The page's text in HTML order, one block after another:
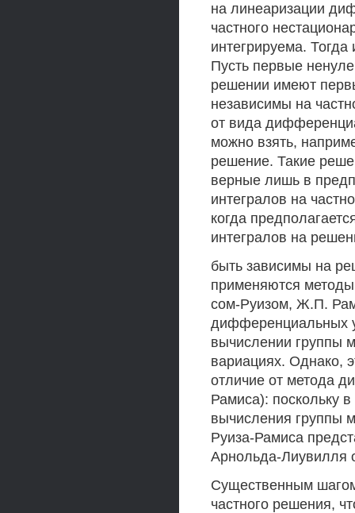
на линеаризации
частного
интегрируема.
Пусть первые
решении имеют
независимы на
от вида
можно взять,
решение. Такие
верные лишь в
интегралов на
когда
интегралов на
быть зависимы на
применяются
сом-Руизом, Ж.П.
дифференциальных
вычислении группы
вариациях. Однако,
отличие от метода
Рамиса): поскольку
вычисления группы
Руиза-Рамиса
Арнольда-Лиувилля
Существенным
частного решения,